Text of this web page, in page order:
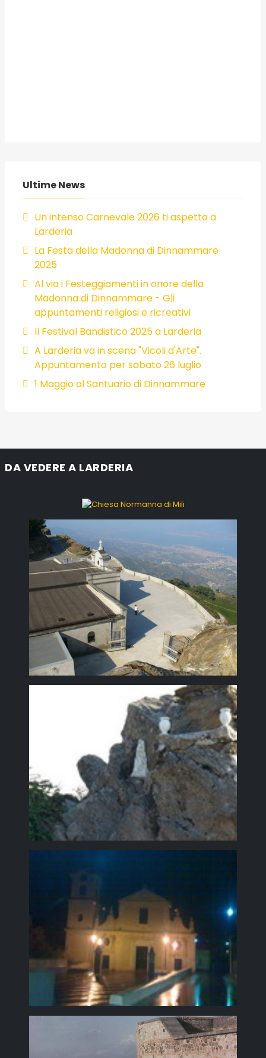
Ultime News
Un intenso Carnevale 2026 ti aspetta a
Larderia
La Festa della Madonna di Dinnammare
2025
Al via i Festeggiamenti in onore della
Madonna di Dinnammare - Gli
appuntamenti religiosi e ricreativi
Il Festival Bandistico 2025 a Larderia
A Larderia va in scena "Vicoli d'Arte".
Appuntamento per sabato 26 luglio
1 Maggio al Santuario di Dinnammare
DA VEDERE A LARDERIA